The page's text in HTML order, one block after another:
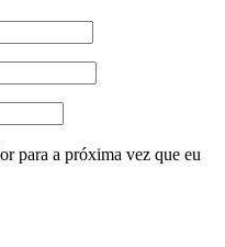
para a próxima vez que eu